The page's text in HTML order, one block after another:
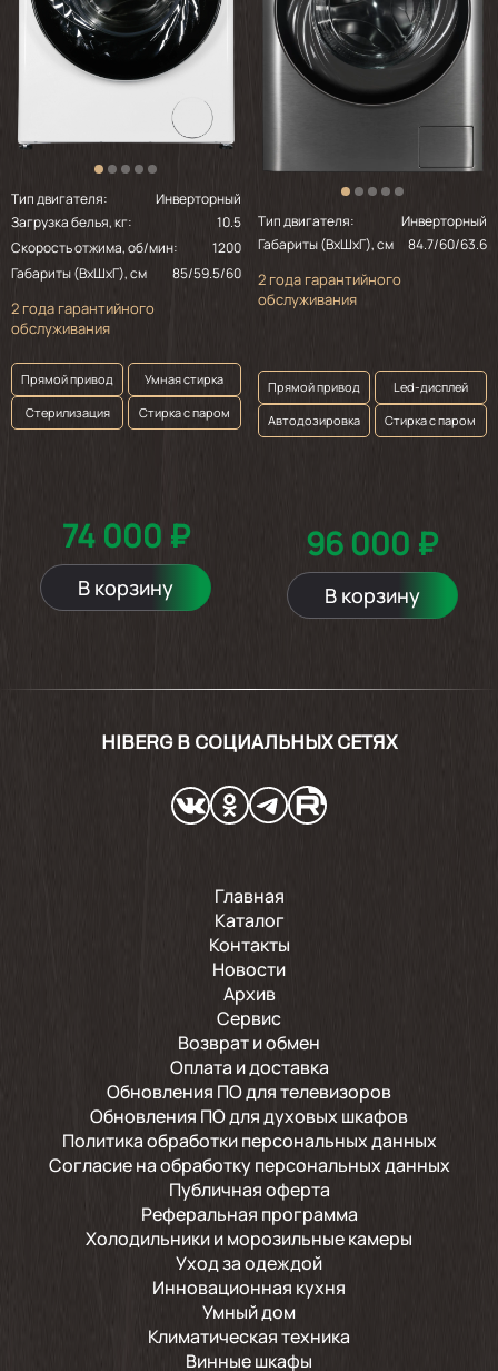
Тип двигателя:
Инверторный
Загрузка белья, кг:
10.5
Скорость отжима, об/мин:
1200
Габариты (ВхШхГ), см
85/59.5/60
2 года гарантийного
обслуживания
Прямой привод
Умная стирка
Стерилизация
Стирка с паром
74 000 ₽
В корзину
Тип двигателя:
Инверторный
Габариты (ВхШхГ), см
84.7/60/63.6
2 года гарантийного
обслуживания
Прямой привод
Led-дисплей
Автодозировка
Стирка с паром
96 000 ₽
В корзину
HIBERG В СОЦИАЛЬНЫХ СЕТЯХ
Главная
Каталог
Контакты
Новости
Архив
Сервис
Возврат и обмен
Оплата и доставка
Обновления ПО для телевизоров
Обновления ПО для духовых шкафов
Политика обработки персональных данных
Согласие на обработку персональных данных
Публичная оферта
Реферальная программа
Холодильники и морозильные камеры
Уход за одеждой
Инновационная кухня
Умный дом
Климатическая техника
Винные шкафы